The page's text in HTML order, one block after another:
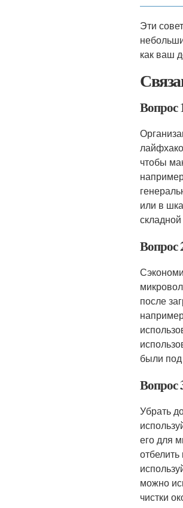
Эти
как ваш
Вопрос
чтобы
или в
Вопрос
после
были под
Вопрос
Убрать
его для
можно
чистки